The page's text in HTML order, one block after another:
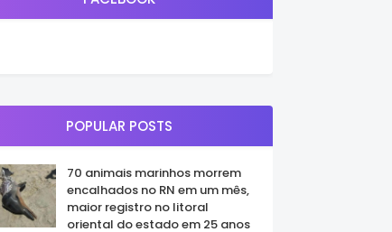
POPULAR POSTS
70 animais marinhos morrem
encalhados no RN em um mês,
maior registro no litoral
oriental do estado em 25 anos